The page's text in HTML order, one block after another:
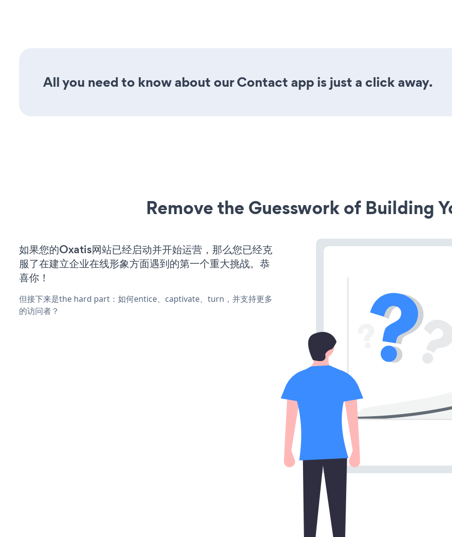
All you need to know about our Contact app is just a click away.
Remove the Guesswork of Building
如果您的Oxatis网站已经启动并开始运营，那么您已经克
服了在建立企业在线形象方面遇到的第一个重大挑战。恭
喜你！
但接下来是the hard part：如何entice、captivate、turn，并支持更多
的访问者？